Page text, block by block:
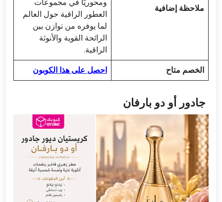
ملاحظة إضافية
ومحوريًا في مجموعات
العطور الراقية حول العالم
لما يوفره من توازن بين
الرائحة القوية والأنوثة
الراقية.
الخصم متاح
احصل على هذا الكوبون
جادور أو دو بارفان